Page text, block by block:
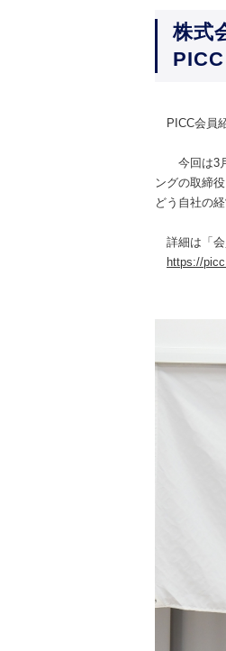
株式
PICC会員
今回は3月
ングの取締
どう自社の
詳細は「会
https://